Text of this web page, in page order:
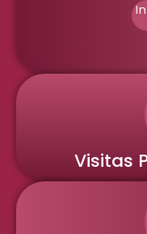
Visitas